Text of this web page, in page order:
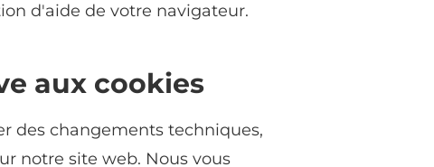
d'aide de votre navigateur.
aux cookies
des changements techniques,
notre site web. Nous vous